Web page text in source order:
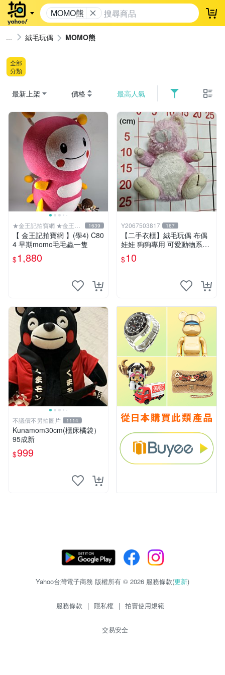
MOMO熊 登
絨毛玩偶 MOMO熊
全部
分類
最新上架 價格 最高人氣
★金王記拍寶網 ★金王記
拍寶趣
1639
【 金王記拍寶網 】(學4) C80
4 早期momo毛毛蟲一隻
$1,880
Y2067503817 167
【二手衣櫃】絨毛玩偶 布偶
娃娃 狗狗專用 可愛動物系列
耐咬耐磨玩具 玩偶 粉紅熊寵
物玩具 1120929
$10
不議價不另拍圖片 1114
Kunamom30cm(櫃床橘袋）
95成新
$999
Yahoo台灣電子商務 版權所有 © 2026 服務條款(更新)
服務條款 | 隱私權 | 拍賣使用規範
交易安全